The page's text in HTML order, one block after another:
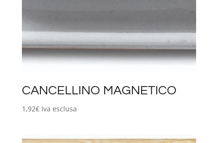
CANCELLINO MAGNETICO
1,92€ Iva esclusa